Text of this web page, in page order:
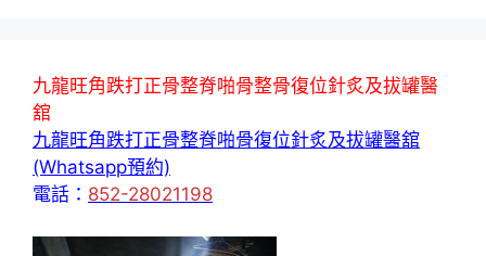
九龍旺角跌打正骨整脊啪骨整骨復位針炙及拔罐醫
舘
九龍旺角跌打正骨整脊啪骨復位針炙及拔罐醫舘
(Whatsapp預約)
電話： 852-28021198